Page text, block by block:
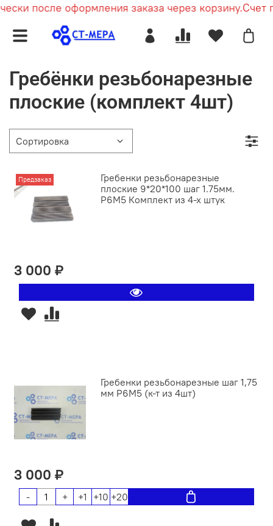
после оформления заказа через корзину.Счет
Гребёнки резьбонарезные
плоские (комплект 4шт)
Предзаказ
Гребенки резьбонарезные
плоские 9*20*100 шаг 1.75мм.
Р6М5 Комплект из 4-х штук
3 000 ₽
Гребенки резьбонарезные шаг 1,75
мм Р6М5 (к-т из 4шт)
3 000 ₽
- + +1 +10 +20